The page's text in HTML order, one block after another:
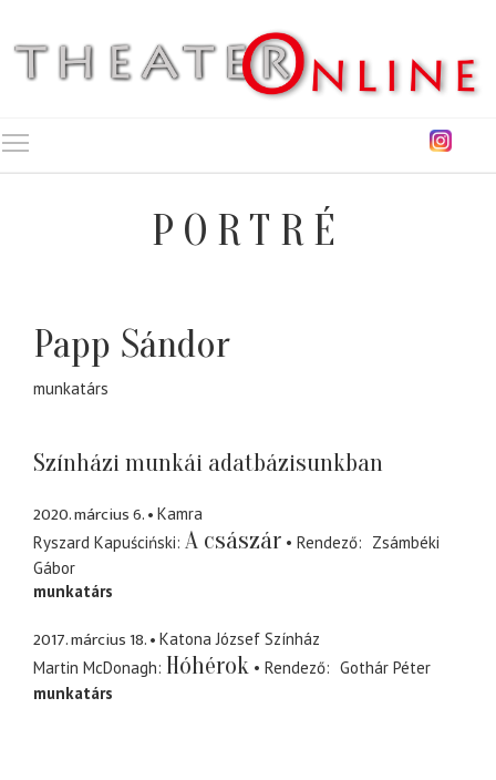
PORTRÉ
Papp Sándor
munkatárs
Színházi munkái adatbázisunkban
2020. március 6.
Kamra
Ryszard Kapuściński A császár Rendező
Zsámbéki
Gábor
munkatárs
2017. március 18.
Katona József Színház
Martin McDonagh Hóhérok Rendező
Gothár Péter
munkatárs